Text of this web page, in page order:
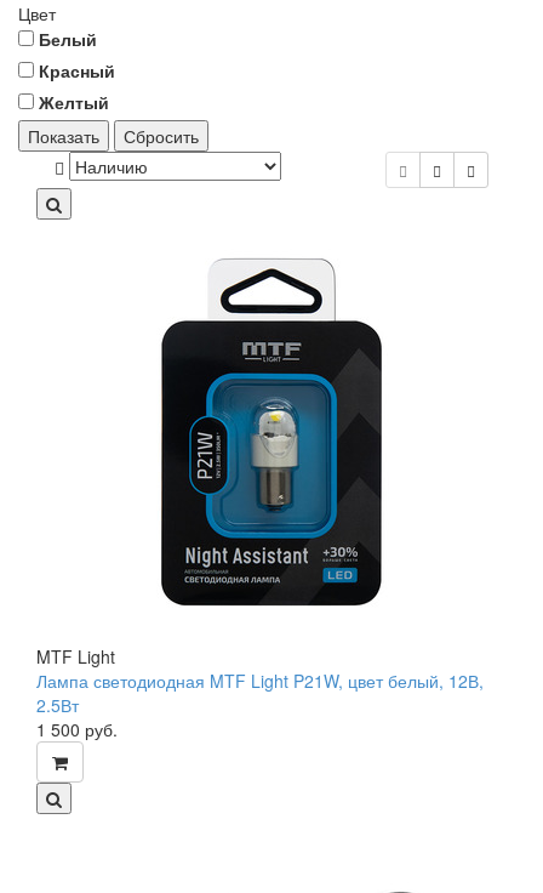
Цвет
Белый
Красный
Желтый
Показать
Сбросить
MTF Light
Лампа светодиодная MTF Light P21W, цвет белый, 12В,
2.5Вт
1 500 руб.